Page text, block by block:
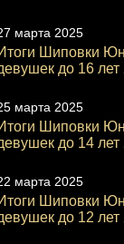
марта 2025
Шиповки
до 16
марта 2025
Шиповки
до 14
марта 2025
Шиповки
до 12